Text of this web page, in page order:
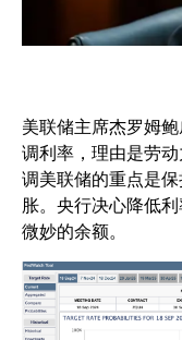
美联储主席杰罗姆
调利率，理由是劳
调美联储的重点是
胀。央行决心降低
微妙的余额。